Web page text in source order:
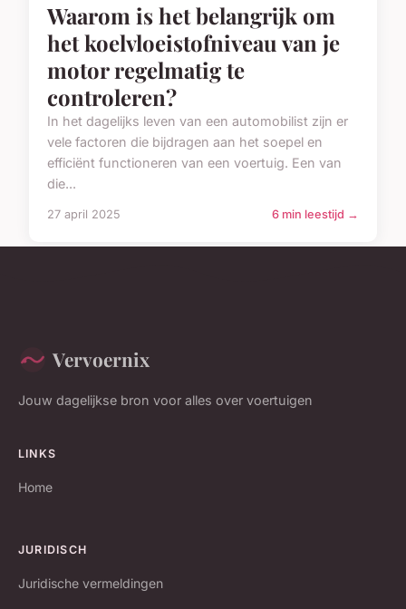
Waarom is het belangrijk om
het koelvloeistofniveau van je
motor regelmatig te
controleren?
In het dagelijks leven van een automobilist zijn er
vele factoren die bijdragen aan het soepel en
efficiënt functioneren van een voertuig. Een van
die...
27 april 2025 6 min leestijd →
Vervoernix
Jouw dagelijkse bron voor alles over voertuigen
LINKS
Home
JURIDISCH
Juridische vermeldingen